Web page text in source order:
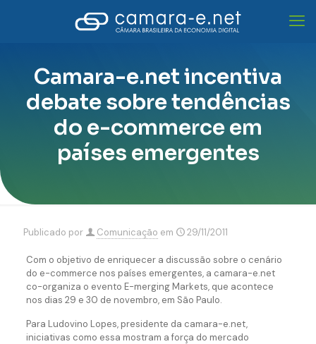
Camara-e.net incentiva
debate sobre tendências
do e-commerce em
países emergentes
Publicado por Comunicação em 29/11/2011
Com o objetivo de enriquecer a discussão sobre o cenário
do e-commerce nos países emergentes, a camara-e.net
co-organiza o evento E-merging Markets, que acontece
nos dias 29 e 30 de novembro, em São Paulo.
Para Ludovino Lopes, presidente da camara-e.net,
iniciativas como essa mostram a força do mercado